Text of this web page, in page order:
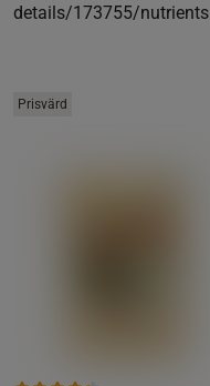
details/173755/nutrients
Prisvärd